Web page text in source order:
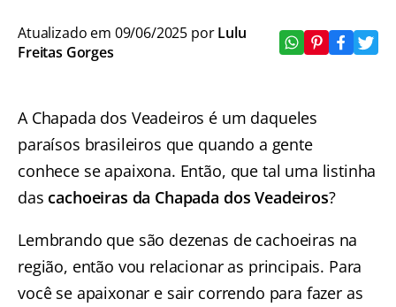
Atualizado em 09/06/2025 porLulu
Freitas Gorges
A Chapada dos Veadeiros é um daqueles
paraísos brasileiros que quando a gente
conhece se apaixona. Então, que tal uma listinha
das cachoeiras da Chapada dos Veadeiros?
Lembrando que são dezenas de cachoeiras na
região, então vou relacionar as principais. Para
você se apaixonar e sair correndo para fazer as